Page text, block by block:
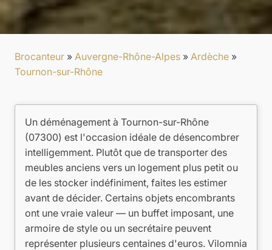
Brocanteur » Auvergne-Rhône-Alpes » Ardèche »
Tournon-sur-Rhône
Un déménagement à Tournon-sur-Rhône
(07300) est l'occasion idéale de désencombrer
intelligemment. Plutôt que de transporter des
meubles anciens vers un logement plus petit ou
de les stocker indéfiniment, faites les estimer
avant de décider. Certains objets encombrants
ont une vraie valeur — un buffet imposant, une
armoire de style ou un secrétaire peuvent
représenter plusieurs centaines d'euros. Vilomnia